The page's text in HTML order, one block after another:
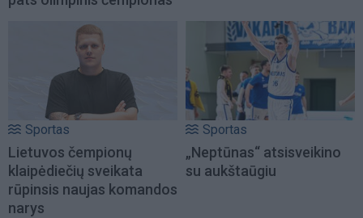
Sportas
Lietuvos čempionų
klaipėdiečių sveikata
rūpinsis naujas komandos
narys
Sportas
„Neptūnas“ atsisveikino
su aukštaūgiu